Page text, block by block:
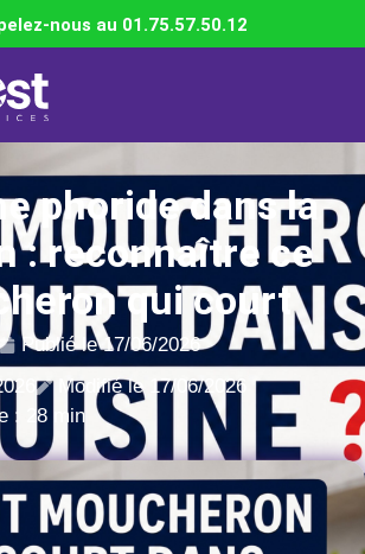
nous au 01.75.57.50.12
phoride dans la
: reconnaître ce
qui court
Publié le17/06/2026
Modifié le 17/06/2026
: 28 min